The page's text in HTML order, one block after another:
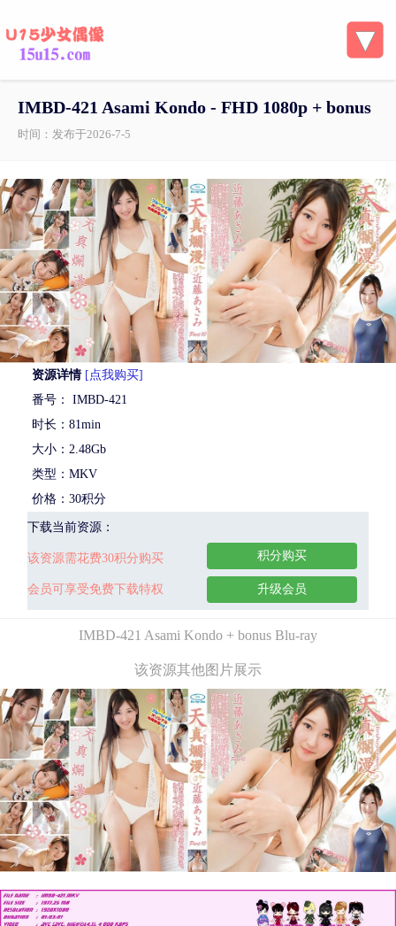
IMBD-421 Asami Kondo - FHD 1080p + bonus
时间：发布于2026-7-5
资源详情 [点我购买]
番号： IMBD-421
时长：81min
大小：2.48Gb
类型：MKV
价格：30积分
下载当前资源：
该资源需花费30积分购买
会员可享受免费下载特权
积分购买
升级会员
IMBD-421 Asami Kondo + bonus Blu-ray
该资源其他图片展示